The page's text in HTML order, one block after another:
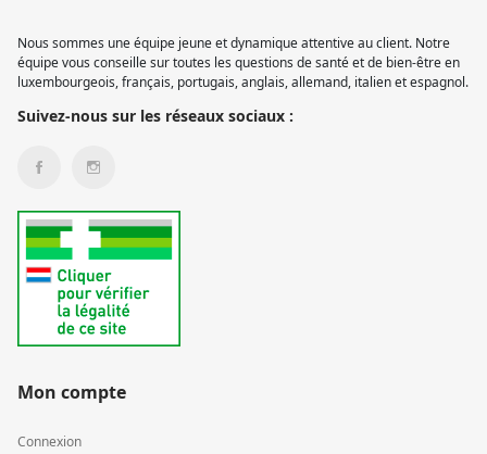
Nous sommes une équipe jeune et dynamique attentive au client. Notre
équipe vous conseille sur toutes les questions de santé et de bien-être en
luxembourgeois, français, portugais, anglais, allemand, italien et espagnol.
Suivez-nous sur les réseaux sociaux :
Mon compte
Connexion